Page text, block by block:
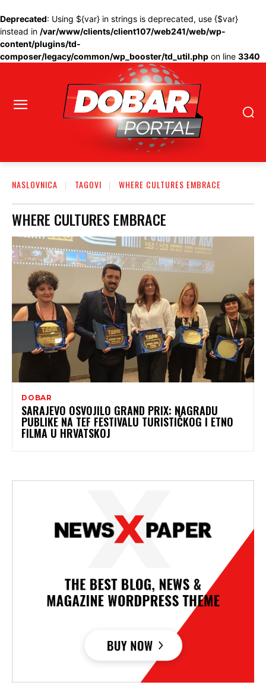
Deprecated: Using ${var} in strings is deprecated, use {$var}
instead in /var/www/clients/client107/web241/web/wp-
content/plugins/td-
composer/legacy/common/wp_booster/td_util.php on line 3340
NASLOVNICA TAGOVI WHERE CULTURES EMBRACE
WHERE CULTURES EMBRACE
DOBAR
SARAJEVO OSVOJILO GRAND PRIX: NAGRADU
PUBLIKE NA TEF FESTIVALU TURISTIČKOG I ETNO
FILMA U HRVATSKOJ